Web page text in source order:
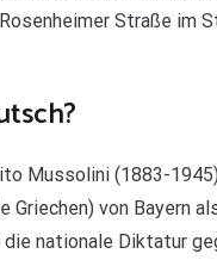
Straße im
Mussolini (1883-
Griechen) von Bayern
die nationale Diktatur